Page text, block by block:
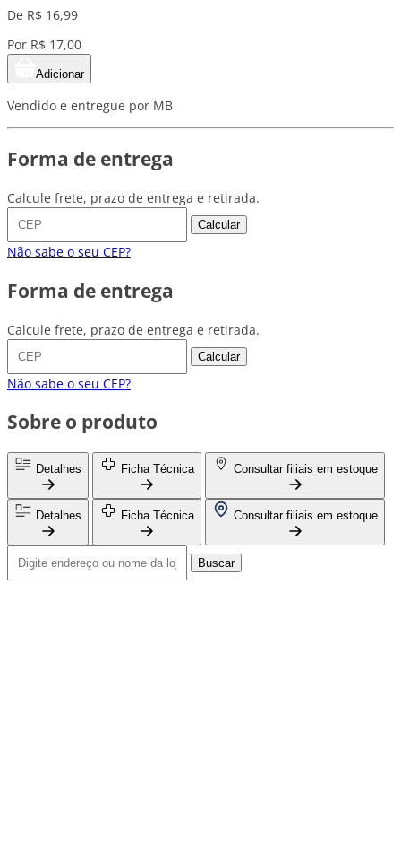
De R$ 16,99
Por R$ 17,00
Adicionar
Vendido e entregue por MB
Forma de entrega
Calcule frete, prazo de entrega e retirada.
Calcular
Não sabe o seu CEP?
Forma de entrega
Calcule frete, prazo de entrega e retirada.
Calcular
Não sabe o seu CEP?
Sobre o produto
Detalhes Ficha Técnica Consultar filiais em estoque
Detalhes Ficha Técnica Consultar filiais em estoque
Buscar